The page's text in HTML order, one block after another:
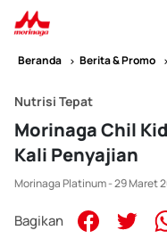
Beranda Berita & Promo
Nutrisi Tepat
Morinaga Chil
Kali Penyajian
Morinaga Platinum - 29 Maret
Bagikan